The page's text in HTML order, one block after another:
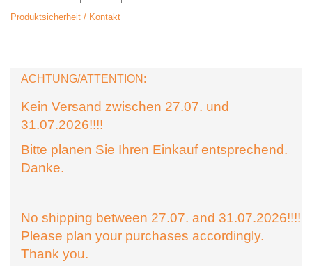
Produktsicherheit / Kontakt
ACHTUNG/ATTENTION:
Kein Versand zwischen 27.07. und
31.07.2026!!!!
Bitte planen Sie Ihren Einkauf entsprechend.
Danke.
No shipping between 27.07. and 31.07.2026!!!!
Please plan your purchases accordingly.
Thank you.